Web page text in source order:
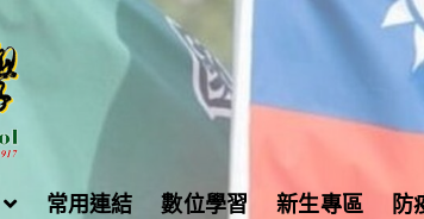
常用連結 數位學習 新生專區 防